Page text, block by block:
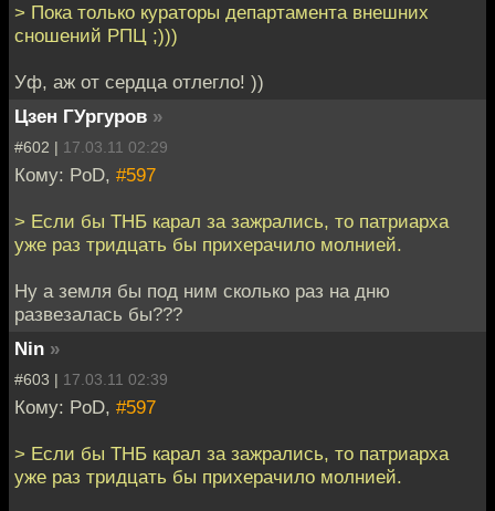
> Пока только кураторы департамента внешних
сношений РПЦ ;)))
Уф, аж от сердца отлегло! ))
Цзен ГУргуров »
#602 | 17.03.11 02:29
Кому: PoD, #597
> Если бы ТНБ карал за зажрались, то патриарха
уже раз тридцать бы прихерачило молнией.
Ну а земля бы под ним сколько раз на дню
развезалась бы???
Nin »
#603 | 17.03.11 02:39
Кому: PoD, #597
> Если бы ТНБ карал за зажрались, то патриарха
уже раз тридцать бы прихерачило молнией.